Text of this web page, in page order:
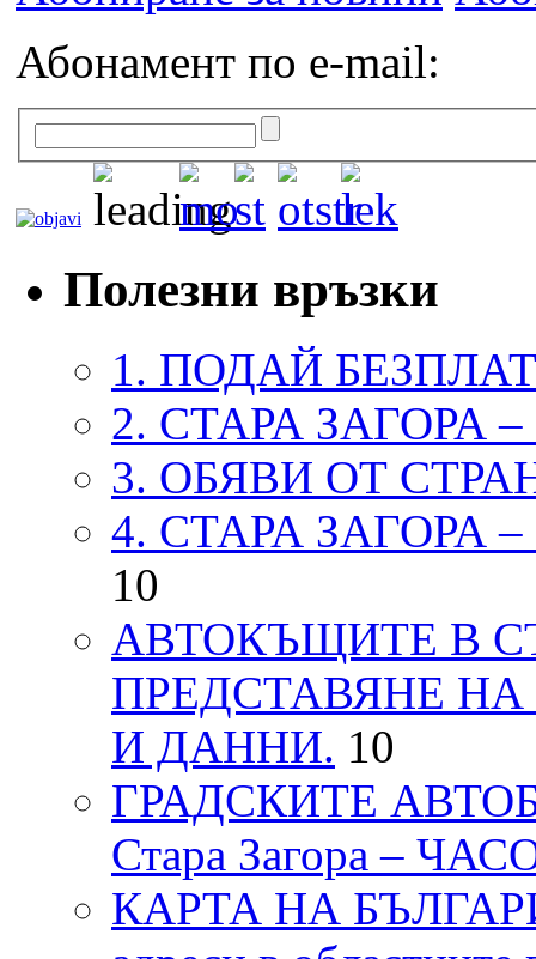
Абонамент по e-mail:
Полезни връзки
1. ПОДАЙ
2. СТАРА ЗАГОРА
3. ОБЯВИ ОТ
4. СТАРА ЗАГОРА
10
АВТОКЪЩИТЕ В
ПРЕДСТАВЯНЕ
И ДАННИ. 10
ГРАДСКИТЕ
Стара Загора –
КАРТА НА